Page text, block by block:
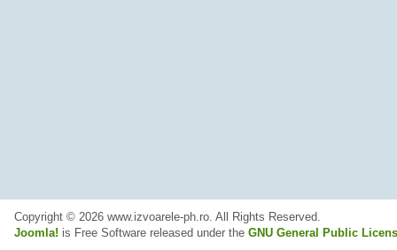
Copyright © 2026 www.izvoarele-ph.ro. All Rights Reserved.
Joomla! is Free Software released under the GNU General Public